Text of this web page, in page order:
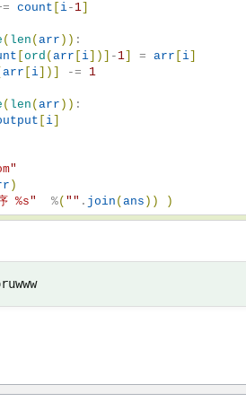
count i- 1
( len ( arr ) ) :
ord ( arr i ) - 1 = arr i
arr i ) -= 1
( len ( arr ) ) :
i
"
)
%s"
  %
( " " . join ( ans ) ) )